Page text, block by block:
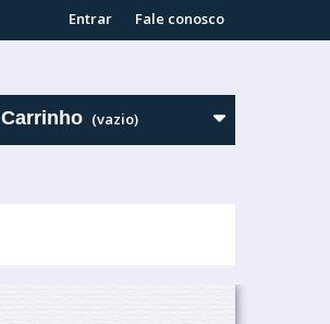
Fale conosco
Entrar
Carrinho (vazio)